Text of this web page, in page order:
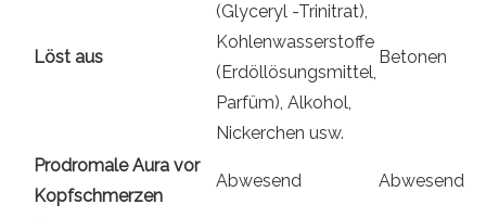
Löst aus
(Glyceryl -Trinitrat),
Kohlenwasserstoffe
(Erdöllösungsmittel,
Parfüm), Alkohol,
Nickerchen usw.
Betonen
Prodromale Aura vor
Kopfschmerzen
Abwesend Abwesend